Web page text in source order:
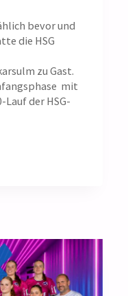
bevor und
die HSG
zu Gast.
mit
Lauf der HSG-